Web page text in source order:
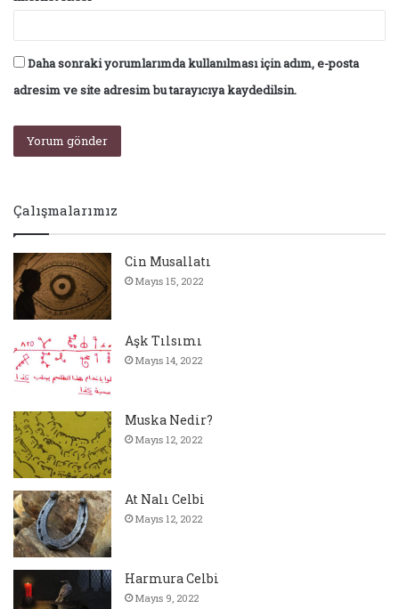
Daha sonraki yorumlarımda kullanılması için adım, e-posta
adresim ve site adresim bu tarayıcıya kaydedilsin.
Çalışmalarımız
Cin Musallatı
Mayıs 15, 2022
Aşk Tılsımı
Mayıs 14, 2022
Muska Nedir?
Mayıs 12, 2022
At Nalı Celbi
Mayıs 12, 2022
Harmura Celbi
Mayıs 9, 2022